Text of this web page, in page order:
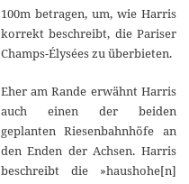
100m betragen, um, wie Harris
korrekt beschreibt, die Pariser
Champs-Élysées zu überbieten.
Eher am Rande erwähnt Harris
auch einen der beiden
geplanten Riesenbahnhöfe an
den Enden der Achsen. Harris
beschreibt die »haushohe[n]